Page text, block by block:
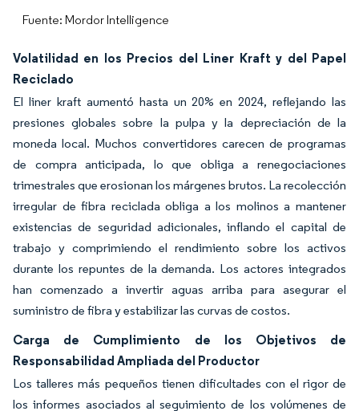
Fuente: Mordor Intelligence
Volatilidad en los Precios del Liner Kraft y del Papel
Reciclado
El liner kraft aumentó hasta un 20% en 2024, reflejando las
presiones globales sobre la pulpa y la depreciación de la
moneda local. Muchos convertidores carecen de programas
de compra anticipada, lo que obliga a renegociaciones
trimestrales que erosionan los márgenes brutos. La recolección
irregular de fibra reciclada obliga a los molinos a mantener
existencias de seguridad adicionales, inflando el capital de
trabajo y comprimiendo el rendimiento sobre los activos
durante los repuntes de la demanda. Los actores integrados
han comenzado a invertir aguas arriba para asegurar el
suministro de fibra y estabilizar las curvas de costos.
Carga de Cumplimiento de los Objetivos de
Responsabilidad Ampliada del Productor
Los talleres más pequeños tienen dificultades con el rigor de
los informes asociados al seguimiento de los volúmenes de